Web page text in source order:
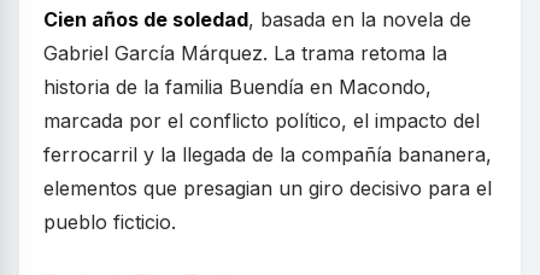
Cien años de soledad, basada en la novela de
Gabriel García Márquez. La trama retoma la
historia de la familia Buendía en Macondo,
marcada por el conflicto político, el impacto del
ferrocarril y la llegada de la compañía bananera,
elementos que presagian un giro decisivo para el
pueblo ficticio.